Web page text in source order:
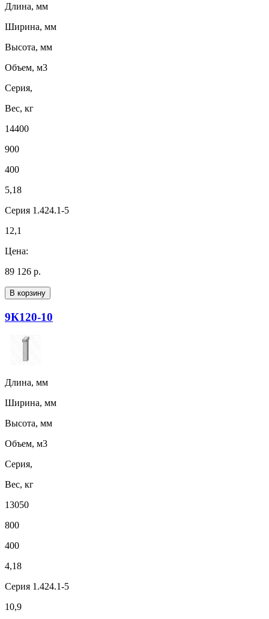
Длина, мм
Ширина, мм
Высота, мм
Объем, м3
Серия,
Вес, кг
14400
900
400
5,18
Серия 1.424.1-5
12,1
Цена:
89 126 р.
В корзину
9К120-10
Длина, мм
Ширина, мм
Высота, мм
Объем, м3
Серия,
Вес, кг
13050
800
400
4,18
Серия 1.424.1-5
10,9